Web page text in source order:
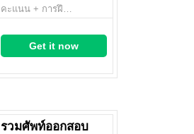
คะแนน + การฝึ…
Get it now
รวมศัพท์ออกสอบ